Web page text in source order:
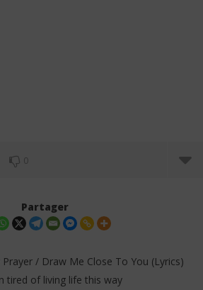
0
Partager
/ Draw Me Close To You (Lyrics)
tired of living life this way